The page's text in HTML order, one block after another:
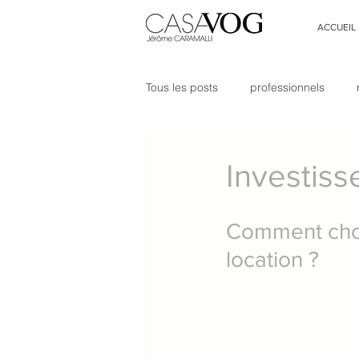
ACCUEIL
Tous les posts professionnels
Comment
location ?